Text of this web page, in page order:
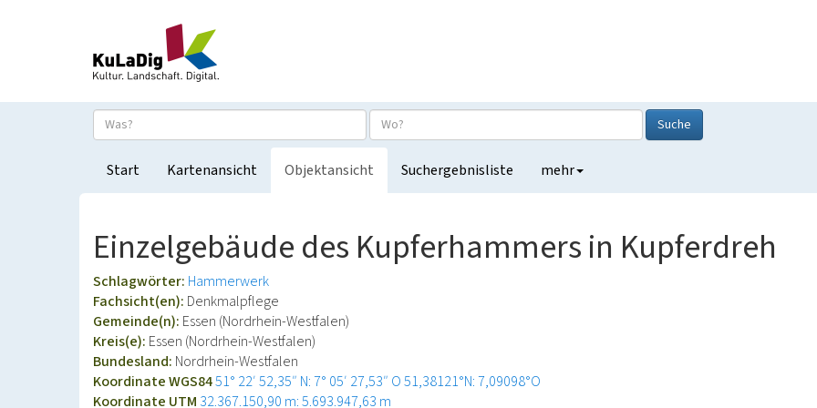
Suche
Start Kartenansicht Objektansicht Suchergebnisliste mehr
Einzelgebäude des Kupferhammers in Kupferdreh
Schlagwörter: Hammerwerk
Fachsicht(en): Denkmalpflege
Gemeinde(n): Essen (Nordrhein-Westfalen)
Kreis(e): Essen (Nordrhein-Westfalen)
Bundesland: Nordrhein-Westfalen
Koordinate WGS8451° 22′ 52,35″ N: 7° 05′ 27,53″ O51,38121°N: 7,09098°O
Koordinate UTM 32.367.150,90 m: 5.693.947,63 m